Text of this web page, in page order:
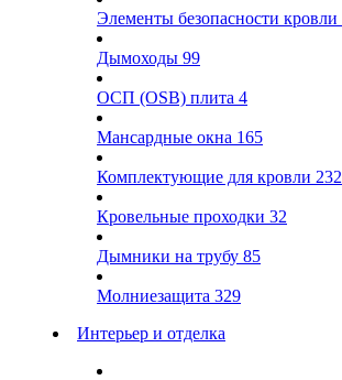
Элементы безопасности кровли
Дымоходы 99
ОСП (OSB) плита 4
Мансардные окна 165
Комплектующие для кровли 232
Кровельные проходки 32
Дымники на трубу 85
Молниезащита 329
Интерьер и отделка